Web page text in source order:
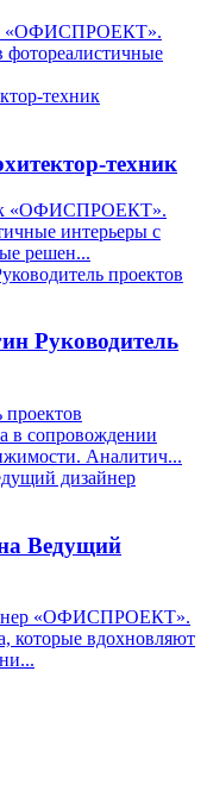
«ОФИСПРОЕКТ».
фотореалистичные
техник
«ОФИСПРОЕКТ».
интерьеры с
решен...
Руководитель
сопровождении
Аналитич...
Ведущий
«ОФИСПРОЕКТ».
которые вдохновляют